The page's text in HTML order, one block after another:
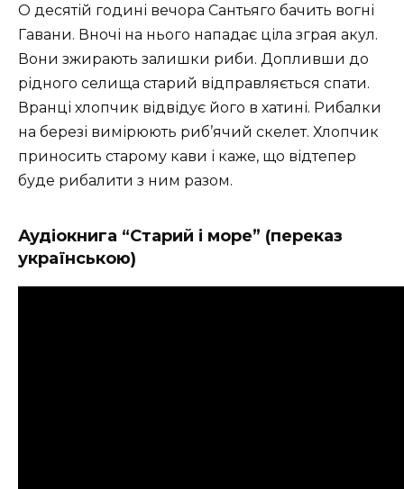
О десятій годині вечора Сантьяго бачить вогні
Гавани. Вночі на нього нападає ціла зграя акул.
Вони зжирають залишки риби. Допливши до
рідного селища старий відправляється спати.
Вранці хлопчик відвідує його в хатині. Рибалки
на березі вимірюють риб’ячий скелет. Хлопчик
приносить старому кави і каже, що відтепер
буде рибалити з ним разом.
Аудіокнига “Старий і море” (переказ
українською)